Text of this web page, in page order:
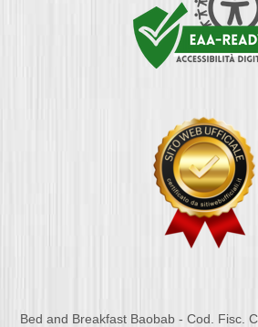
Bed and Breakfast Baobab - Cod. Fisc.